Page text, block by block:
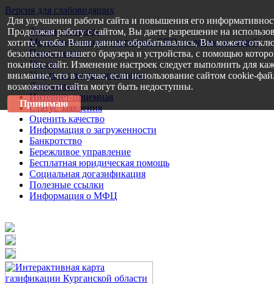
Версия для слабовидящих
Запись на прием
Меры поддержки участникам СВО и членам их семей
Пресс-центр
Услуги
Услуги в электронном виде
Документы
Интернет-приемная
Статус заявления
Оценить качество
Информация о загруженности
Банкротство
Бережливое управление
Бесплатная юридическая помощь
Социальная догазификация
Полезные ссылки
Информация о МФЦ
Для улучшения работы сайта и повышения его
Продолжая работу с сайтом, Вы даете разрешение на
хотите, чтобы Ваши данные обрабатывались, Вы можете
безопасности вашего браузера и устройства, с помощью
покиньте сайт. Изменение настроек следует выполнить для
внимание, что в случае, если использование сайтом cookie-
возможности сайта могут быть недоступны.
Принимаю